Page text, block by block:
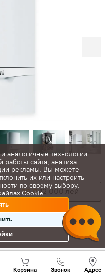
38,042 000 лей
48,066 700 лей
- +
Корзина Звонок Адрес
нам
+(373)
аналогичные технологии
работы сайта, анализа
рекламы. Вы можете
их или настроить
по своему выбору.
Cookie